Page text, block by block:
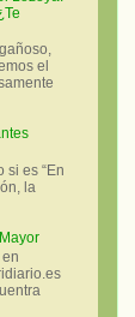
el
si es “En
la